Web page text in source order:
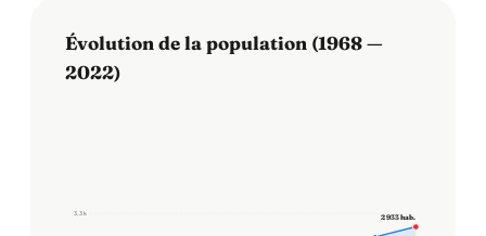
Évolution de la population (1968 —
2022)
3,3 k
2 933 hab.